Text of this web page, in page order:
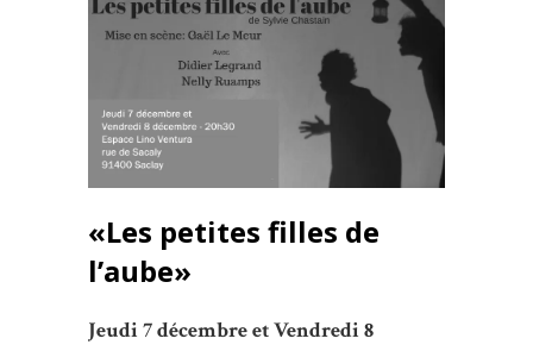
«Les petites filles de
l’aube»
Jeudi 7 décembre et Vendredi 8